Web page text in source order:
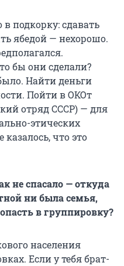
подкорку: сдавать
ябедой — нехорошо.
бы они сделали?
Найти деньги
Пойти в ОКОт
отряд СССР) — для
этических
что это
не спасало — откуда
ни была семья,
в группировку?
населения
Если у тебя брат-